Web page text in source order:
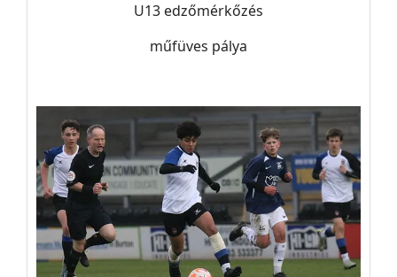
U13 edzőmérkőzés
műfüves pálya